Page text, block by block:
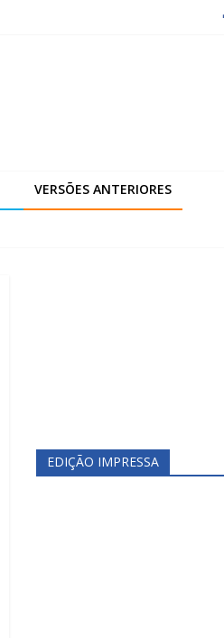
VERSÕES ANTERIORES
EDIÇÃO IMPRESSA